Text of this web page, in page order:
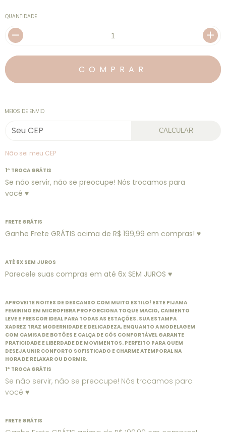
QUANTIDADE
MEIOS DE ENVIO
CALCULAR
Não sei meu CEP
1º TROCA GRÁTIS
Se não servir, não se preocupe! Nós trocamos para
você ♥
FRETE GRÁTIS
Ganhe Frete GRÁTIS acima de R$ 199,99 em compras! ♥
ATÉ 6X SEM JUROS
Parecele suas compras em até 6x SEM JUROS ♥
APROVEITE NOITES DE DESCANSO COM MUITO ESTILO! ESTE PIJAMA
FEMININO EM MICROFIBRA PROPORCIONA TOQUE MACIO, CAIMENTO
LEVE E FRESCOR IDEAL PARA TODAS AS ESTAÇÕES. SUA ESTAMPA
XADREZ TRAZ MODERNIDADE E DELICADEZA, ENQUANTO A MODELAGEM
COM CAMISA DE BOTÕES E CALÇA DE CÓS CONFORTÁVEL GARANTE
PRATICIDADE E LIBERDADE DE MOVIMENTOS. PERFEITO PARA QUEM
DESEJA UNIR CONFORTO SOFISTICADO E CHARME ATEMPORAL NA
HORA DE RELAXAR OU DORMIR.
1º TROCA GRÁTIS
Se não servir, não se preocupe! Nós trocamos para
você ♥
FRETE GRÁTIS